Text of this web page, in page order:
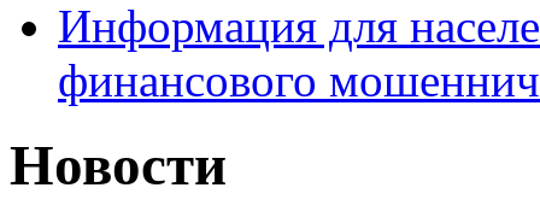
Информация для
финансового
Новости